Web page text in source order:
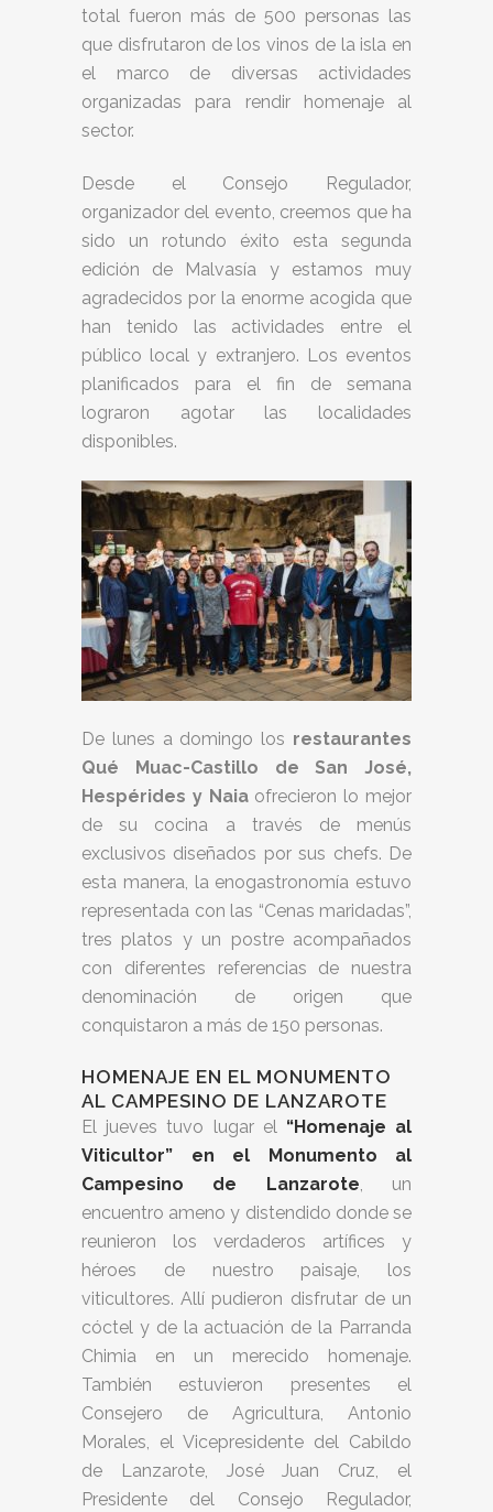
total fueron más de 500 personas las
que disfrutaron de los vinos de la isla en
el marco de diversas actividades
organizadas para rendir homenaje al
sector.
Desde el Consejo Regulador,
organizador del evento, creemos que ha
sido un rotundo éxito esta segunda
edición de Malvasía y estamos muy
agradecidos por la enorme acogida que
han tenido las actividades entre el
público local y extranjero. Los eventos
planificados para el fin de semana
lograron agotar las localidades
disponibles.
De lunes a domingo los restaurantes
Qué Muac-Castillo de San José,
Hespérides y Naiaofrecieron lo mejor
de su cocina a través de menús
exclusivos diseñados por sus chefs. De
esta manera, la enogastronomía estuvo
representada con las “Cenas maridadas”,
tres platos y un postre acompañados
con diferentes referencias de nuestra
denominación de origen que
conquistaron a más de 150 personas.
HOMENAJE EN EL MONUMENTO
AL CAMPESINO DE LANZAROTE
El jueves tuvo lugar el “Homenaje al
Viticultor” en el Monumento al
Campesino de Lanzarote, un
encuentro ameno y distendido donde se
reunieron los verdaderos artífices y
héroes de nuestro paisaje, los
viticultores. Allí pudieron disfrutar de un
cóctel y de la actuación de la Parranda
Chimia en un merecido homenaje.
También estuvieron presentes el
Consejero de Agricultura, Antonio
Morales, el Vicepresidente del Cabildo
de Lanzarote, José Juan Cruz, el
Presidente del Consejo Regulador,